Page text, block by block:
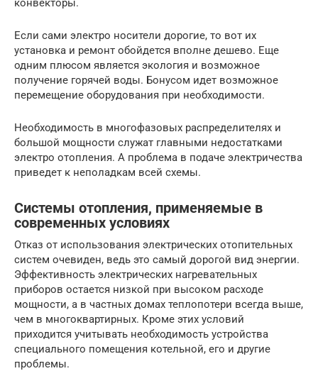
конвекторы.
Если сами электро носители дорогие, то вот их
установка и ремонт обойдется вполне дешево. Еще
одним плюсом является экология и возможное
получение горячей воды. Бонусом идет возможное
перемещение оборудования при необходимости.
Необходимость в многофазовых распределителях и
большой мощности служат главными недостатками
электро отопления. А проблема в подаче электричества
приведет к неполадкам всей схемы.
Системы отопления, применяемые в
современных условиях
Отказ от использования электрических отопительных
систем очевиден, ведь это самый дорогой вид энергии.
Эффективность электрических нагревательных
приборов остается низкой при высоком расходе
мощности, а в частных домах теплопотери всегда выше,
чем в многоквартирных. Кроме этих условий
приходится учитывать необходимость устройства
специального помещения котельной, его и другие
проблемы.